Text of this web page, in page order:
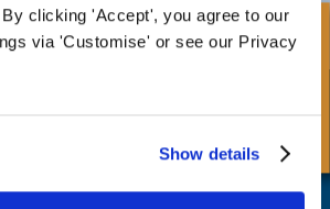
clicking 'Accept', you agree to our
via 'Customise' or see our Privacy
Show details
282732
Telefoon: +44 (0) 1302727252
Email:
Snel onderzoek